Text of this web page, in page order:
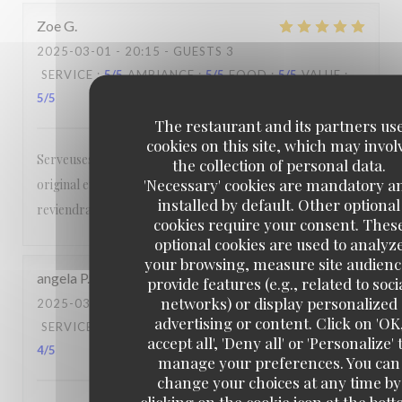
The restaurant and its partners
cookies on this site, which may
the collection of personal data.
'Necessary' cookies are mandatory
installed by default. Other optional
cookies require your consent.
optional cookies are used to
your browsing, measure site
provide features (e.g., related to
networks) or display personalized
advertising or content. Click on
accept all', 'Deny all' or 'Personalize'
manage your preferences. You can
change your choices at any time by
ZoeG
2025-03-01 - 20:15 - GUESTS 3
SERVICE : 5/5 AMBIANCE: 5/5 FOOD: 5/5 VALUE:
5/5
Serveuses/ barmaid aux petits soins, cuisine succulentes,
original et de qualité, décoration de très bon goût. Je
reviendrais les yeux fermés ! Merci à vous !
angela P
2025-03-01
- 12:45 - GUESTS 2
SERVICE
AMBIANCE: 5/5 FOOD: 5/5 VALUE:
4/5